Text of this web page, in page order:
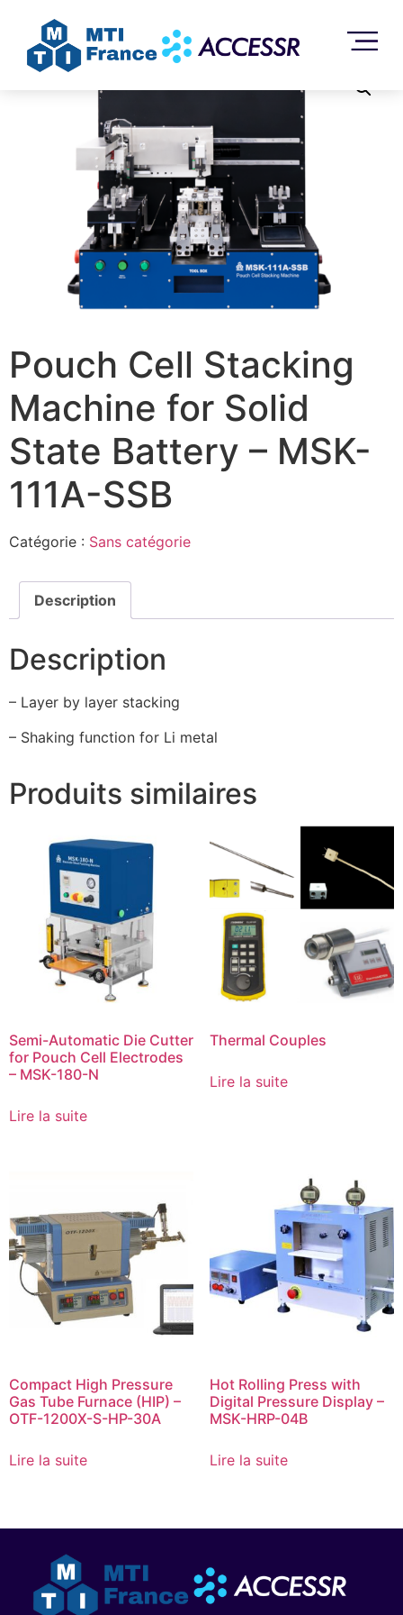
for Solid State Battery – MSK-111A-SSB
Pouch Cell Stacking
Machine for Solid
State Battery – MSK-
111A-SSB
Catégorie : Sans catégorie
Description
Description
– Layer by layer stacking
– Shaking function for Li metal
Produits similaires
Semi-Automatic Die Cutter
for Pouch Cell Electrodes
– MSK-180-N
Lire la suite
Thermal Couples
Lire la suite
Compact High Pressure
Gas Tube Furnace (HIP) –
OTF-1200X-S-HP-30A
Lire la suite
Hot Rolling Press with
Digital Pressure Display –
MSK-HRP-04B
Lire la suite